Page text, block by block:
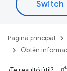
Página principal
Obtén